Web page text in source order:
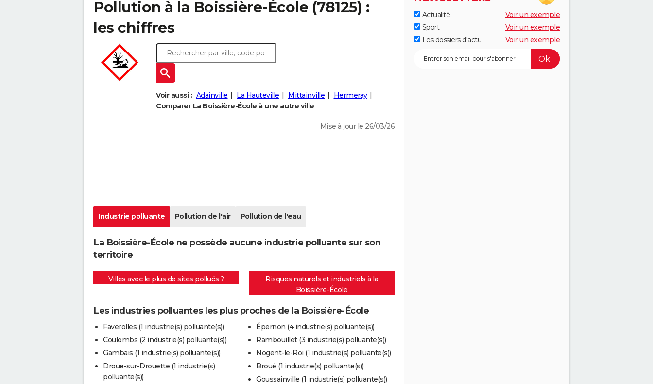
Pollution à la Boissière-École (78125) :
les chiffres
Voir aussi : Adainville La Hauteville Mittainville
Hermeray
Comparer La Boissière-École à une autre ville
Mise à jour le 26/03/26
Industrie polluante Pollution de l'air Pollution de l'eau
La Boissière-École ne possède aucune industrie polluante sur son
territoire
Villes avec le plus de sites pollués ?
Risques naturels et industriels à la
Boissière-École
Les industries polluantes les plus proches de la Boissière-École
Faverolles (1 industrie(s) polluante(s))
Coulombs (2 industrie(s) polluante(s))
Gambais (1 industrie(s) polluante(s))
Droue-sur-Drouette (1 industrie(s)
polluante(s))
Épernon (4 industrie(s) polluante(s))
Rambouillet (3 industrie(s) polluante(s))
Nogent-le-Roi (1 industrie(s) polluante(s))
Broué (1 industrie(s) polluante(s))
Goussainville (1 industrie(s) polluante(s))
Actualité
Voir un exemple
Sport
Voir un exemple
Les dossiers d'actu
Voir un exemple